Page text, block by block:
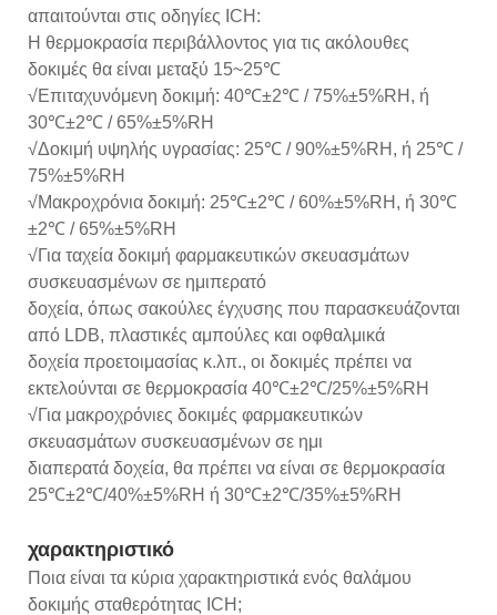
απαιτούνται στις οδηγίες ICH:
Η θερμοκρασία περιβάλλοντος για τις ακόλουθες
δοκιμές θα είναι μεταξύ 15~25℃
√Επιταχυνόμενη δοκιμή: 40℃±2℃ / 75%±5%RH, ή
30℃±2℃ / 65%±5%RH
√Δοκιμή υψηλής υγρασίας: 25℃ / 90%±5%RH, ή 25℃ /
75%±5%RH
√Μακροχρόνια δοκιμή: 25℃±2℃ / 60%±5%RH, ή 30℃
±2℃ / 65%±5%RH
√Για ταχεία δοκιμή φαρμακευτικών σκευασμάτων
συσκευασμένων σε ημιπερατό
δοχεία, όπως σακούλες έγχυσης που παρασκευάζονται
από LDB, πλαστικές αμπούλες και οφθαλμικά
δοχεία προετοιμασίας κ.λπ., οι δοκιμές πρέπει να
εκτελούνται σε θερμοκρασία 40℃±2℃/25%±5%RH
√Για μακροχρόνιες δοκιμές φαρμακευτικών
σκευασμάτων συσκευασμένων σε ημι
διαπερατά δοχεία, θα πρέπει να είναι σε θερμοκρασία
25℃±2℃/40%±5%RH ή 30℃±2℃/35%±5%RH
χαρακτηριστικό
Ποια είναι τα κύρια χαρακτηριστικά ενός θαλάμου
δοκιμής σταθερότητας ICH;